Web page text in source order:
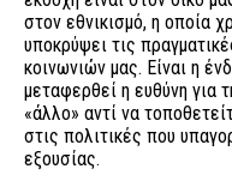
στον εθνικισμό, η οποία
υποκρύψει τις
κοινωνιών μας. Είναι η
μεταφερθεί η ευθύνη για
«άλλο» αντί να
στις πολιτικές που
εξουσίας.